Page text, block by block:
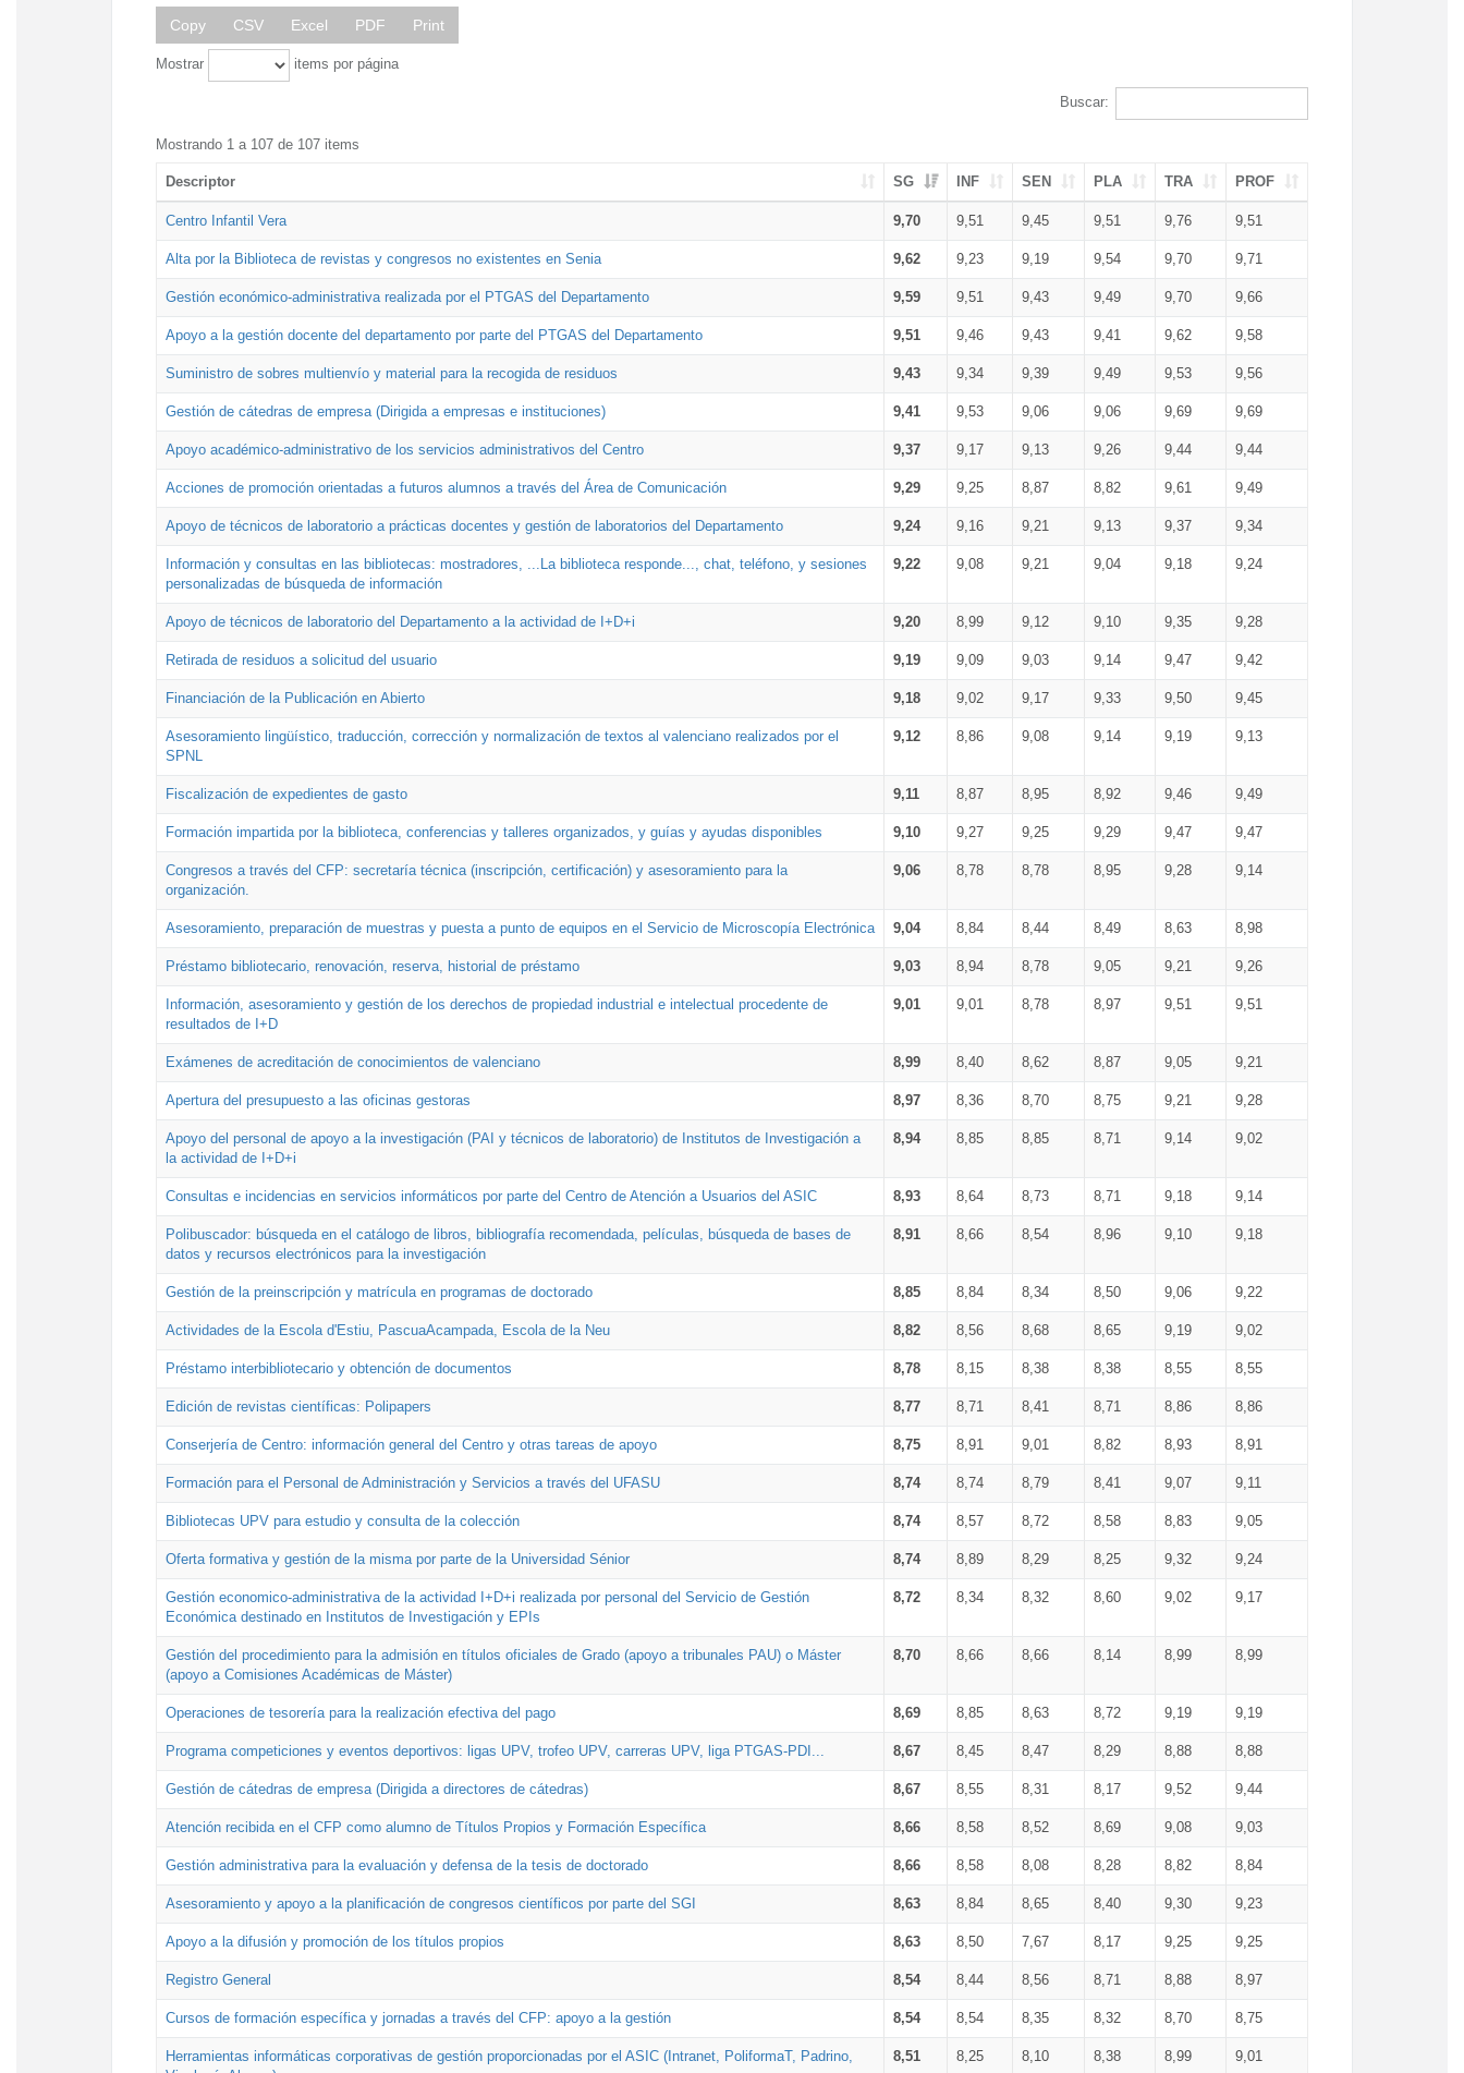
Copy CSV Excel PDF Print
Mostrar items por página
Buscar:
Mostrando 1 a 107 de 107 items
Descriptor SG INF SEN PLA TRA PROF
Centro Infantil Vera 9,70 9,51 9,45 9,51 9,76 9,51
Alta por la Biblioteca de revistas y congresos no existentes en Senia 9,62 9,23 9,19 9,54 9,70 9,71
Gestión económico-administrativa realizada por el PTGAS del Departamento 9,59 9,51 9,43 9,49 9,70 9,66
Apoyo a la gestión docente del departamento por parte del PTGAS del Departamento 9,51 9,46 9,43 9,41 9,62 9,58
Suministro de sobres multienvío y material para la recogida de residuos 9,43 9,34 9,39 9,49 9,53 9,56
Gestión de cátedras de empresa (Dirigida a empresas e instituciones) 9,41 9,53 9,06 9,06 9,69 9,69
Apoyo académico-administrativo de los servicios administrativos del Centro 9,37 9,17 9,13 9,26 9,44 9,44
Acciones de promoción orientadas a futuros alumnos a través del Área de Comunicación 9,29 9,25 8,87 8,82 9,61 9,49
Apoyo de técnicos de laboratorio a prácticas docentes y gestión de laboratorios del Departamento 9,24 9,16 9,21 9,13 9,37 9,34
Información y consultas en las bibliotecas: mostradores, ...La biblioteca responde..., chat, teléfono, y sesiones
personalizadas de búsqueda de información
9,22 9,08 9,21 9,04 9,18 9,24
Apoyo de técnicos de laboratorio del Departamento a la actividad de I+D+i 9,20 8,99 9,12 9,10 9,35 9,28
Retirada de residuos a solicitud del usuario 9,19 9,09 9,03 9,14 9,47 9,42
Financiación de la Publicación en Abierto 9,18 9,02 9,17 9,33 9,50 9,45
Asesoramiento lingüístico, traducción, corrección y normalización de textos al valenciano realizados por el
SPNL
9,12 8,86 9,08 9,14 9,19 9,13
Fiscalización de expedientes de gasto 9,11 8,87 8,95 8,92 9,46 9,49
Formación impartida por la biblioteca, conferencias y talleres organizados, y guías y ayudas disponibles 9,10 9,27 9,25 9,29 9,47 9,47
Congresos a través del CFP: secretaría técnica (inscripción, certificación) y asesoramiento para la
organización.
9,06 8,78 8,78 8,95 9,28 9,14
Asesoramiento, preparación de muestras y puesta a punto de equipos en el Servicio de Microscopía Electrónica 9,04 8,84 8,44 8,49 8,63 8,98
Préstamo bibliotecario, renovación, reserva, historial de préstamo 9,03 8,94 8,78 9,05 9,21 9,26
Información, asesoramiento y gestión de los derechos de propiedad industrial e intelectual procedente de
resultados de I+D
9,01 9,01 8,78 8,97 9,51 9,51
Exámenes de acreditación de conocimientos de valenciano 8,99 8,40 8,62 8,87 9,05 9,21
Apertura del presupuesto a las oficinas gestoras 8,97 8,36 8,70 8,75 9,21 9,28
Apoyo del personal de apoyo a la investigación (PAI y técnicos de laboratorio) de Institutos de Investigación a
la actividad de I+D+i
8,94 8,85 8,85 8,71 9,14 9,02
Consultas e incidencias en servicios informáticos por parte del Centro de Atención a Usuarios del ASIC 8,93 8,64 8,73 8,71 9,18 9,14
Polibuscador: búsqueda en el catálogo de libros, bibliografía recomendada, películas, búsqueda de bases de
datos y recursos electrónicos para la investigación
8,91 8,66 8,54 8,96 9,10 9,18
Gestión de la preinscripción y matrícula en programas de doctorado 8,85 8,84 8,34 8,50 9,06 9,22
Actividades de la Escola d'Estiu, PascuaAcampada, Escola de la Neu 8,82 8,56 8,68 8,65 9,19 9,02
Préstamo interbibliotecario y obtención de documentos 8,78 8,15 8,38 8,38 8,55 8,55
Edición de revistas científicas: Polipapers 8,77 8,71 8,41 8,71 8,86 8,86
Conserjería de Centro: información general del Centro y otras tareas de apoyo 8,75 8,91 9,01 8,82 8,93 8,91
Formación para el Personal de Administración y Servicios a través del UFASU 8,74 8,74 8,79 8,41 9,07 9,11
Bibliotecas UPV para estudio y consulta de la colección 8,74 8,57 8,72 8,58 8,83 9,05
Oferta formativa y gestión de la misma por parte de la Universidad Sénior 8,74 8,89 8,29 8,25 9,32 9,24
Gestión economico-administrativa de la actividad I+D+i realizada por personal del Servicio de Gestión
Económica destinado en Institutos de Investigación y EPIs
8,72 8,34 8,32 8,60 9,02 9,17
Gestión del procedimiento para la admisión en títulos oficiales de Grado (apoyo a tribunales PAU) o Máster
(apoyo a Comisiones Académicas de Máster)
8,70 8,66 8,66 8,14 8,99 8,99
Operaciones de tesorería para la realización efectiva del pago 8,69 8,85 8,63 8,72 9,19 9,19
Programa competiciones y eventos deportivos: ligas UPV, trofeo UPV, carreras UPV, liga PTGAS-PDI... 8,67 8,45 8,47 8,29 8,88 8,88
Gestión de cátedras de empresa (Dirigida a directores de cátedras) 8,67 8,55 8,31 8,17 9,52 9,44
Atención recibida en el CFP como alumno de Títulos Propios y Formación Específica 8,66 8,58 8,52 8,69 9,08 9,03
Gestión administrativa para la evaluación y defensa de la tesis de doctorado 8,66 8,58 8,08 8,28 8,82 8,84
Asesoramiento y apoyo a la planificación de congresos científicos por parte del SGI 8,63 8,84 8,65 8,40 9,30 9,23
Apoyo a la difusión y promoción de los títulos propios 8,63 8,50 7,67 8,17 9,25 9,25
Registro General 8,54 8,44 8,56 8,71 8,88 8,97
Cursos de formación específica y jornadas a través del CFP: apoyo a la gestión 8,54 8,54 8,35 8,32 8,70 8,75
Herramientas informáticas corporativas de gestión proporcionadas por el ASIC (Intranet, PoliformaT, Padrino,
8,51 8,25 8,10 8,38 8,99 9,01